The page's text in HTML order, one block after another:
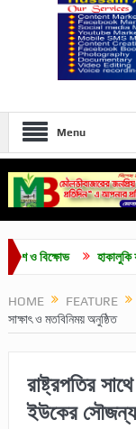
Menu
হাকালুকি যুব
HOME FEATURE
সাক্ষাৎ ও মতবিনিময় অনুষ্ঠিত
রাষ্ট্রপতির
ইউকের সৌজন্য